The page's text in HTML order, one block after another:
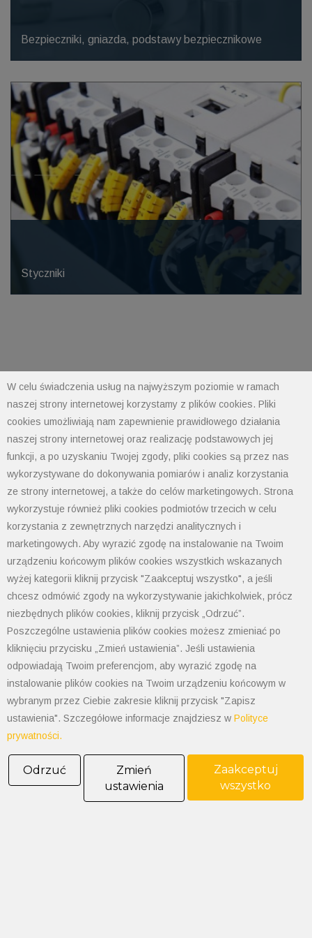
W celu świadczenia usług na najwyższym poziomie w ramach
naszej strony internetowej korzystamy z plików cookies. Pliki
cookies umożliwiają nam zapewnienie prawidłowego działania
naszej strony internetowej oraz realizację podstawowych jej
funkcji, a po uzyskaniu Twojej zgody, pliki cookies są przez nas
wykorzystywane do dokonywania pomiarów i analiz korzystania
ze strony internetowej, a także do celów marketingowych. Strona
wykorzystuje również pliki cookies podmiotów trzecich w celu
korzystania z zewnętrznych narzędzi analitycznych i
marketingowych. Aby wyrazić zgodę na instalowanie na Twoim
urządzeniu końcowym plików cookies wszystkich wskazanych
wyżej kategorii kliknij przycisk "Zaakceptuj wszystko", a jeśli
chcesz odmówić zgody na wykorzystywanie jakichkolwiek, prócz
niezbędnych plików cookies, kliknij przycisk „Odrzuć”.
Poszczególne ustawienia plików cookies możesz zmieniać po
kliknięciu przycisku „Zmień ustawienia”. Jeśli ustawienia
odpowiadają Twoim preferencjom, aby wyrazić zgodę na
instalowanie plików cookies na Twoim urządzeniu końcowym w
wybranym przez Ciebie zakresie kliknij przycisk "Zapisz
ustawienia". Szczegółowe informacje znajdziesz w Polityce
prywatności.
Odrzuć
Zmień
ustawienia
Zaakceptuj
wszystko
Bezpieczniki, gniazda, podstawy bezpiecznikowe
Styczniki
POLIMET S. Kij spółka jawna
43-300 Bielsko-Biała ul. Grażyńskiego 74
Polityka cookies
Informacja od administratora danych
Informacje GPSR
Ogólne warunki sprzedaży
tel: 33 497-77-77
fax: 33 497-77-10
email: biuro@polimet.com.pl
Godziny otwarcia: 7:30-15:30
NIP: 547-008-67-86
KRS: 0000003533
REGON: 070008398
Oddział Dąbrowa Górnicza
41-300 Dąbrowa Górnicza
Aleja Józefa Piłsudskiego 89
Tel. 32 268 50 99
kom. 538-208-100
dabrowa@polimet.com.pl